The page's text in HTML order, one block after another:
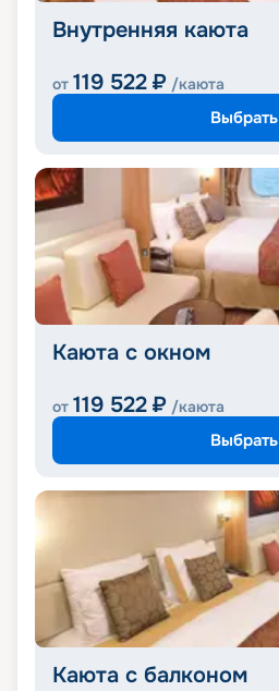
Внутренняя каюта
от 119 522 ₽ /каюта
Выбрать
Каюта с окном
от 119 522 ₽ /каюта
Выбрать
Каюта с балконом